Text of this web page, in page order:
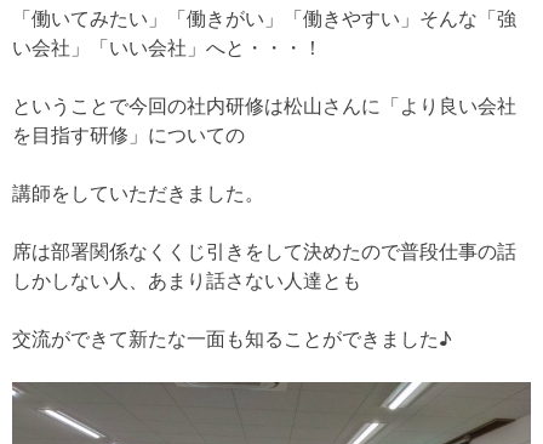
「働いてみたい」「働きがい」「働きやすい」そんな「強
い会社」「いい会社」へと・・・！
ということで今回の社内研修は松山さんに「より良い会社
を目指す研修」についての
講師をしていただきました。
席は部署関係なくくじ引きをして決めたので普段仕事の話
しかしない人、あまり話さない人達とも
交流ができて新たな一面も知ることができました♪